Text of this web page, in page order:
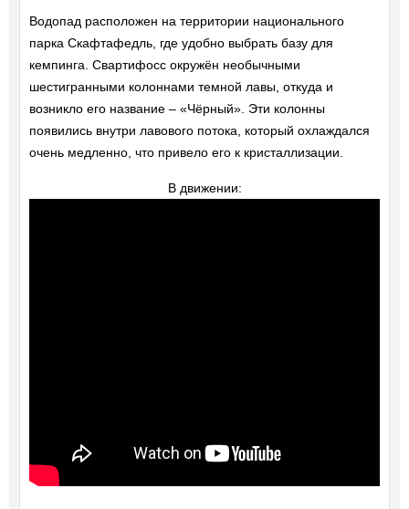
Водопад расположен на территории национального
парка Скафтафедль, где удобно выбрать базу для
кемпинга. Свартифосс окружён необычными
шестигранными колоннами темной лавы, откуда и
возникло его название – «Чёрный». Эти колонны
появились внутри лавового потока, который охлаждался
очень медленно, что привело его к кристаллизации.
В движении: